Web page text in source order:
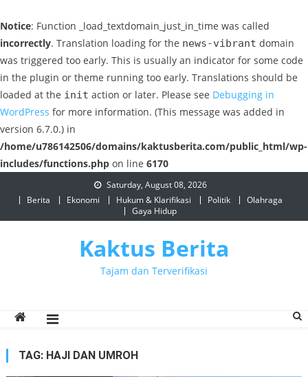
Notice: Function _load_textdomain_just_in_time was called
incorrectly. Translation loading for the news-vibrant domain
was triggered too early. This is usually an indicator for some code
in the plugin or theme running too early. Translations should be
loaded at the init action or later. Please see Debugging in
WordPress for more information. (This message was added in
version 6.7.0.) in
/home/u786142506/domains/kaktusberita.com/public_html/wp-
includes/functions.php on line 6170
Saturday, August 08, 2026
Berita
Ekonomi Hukum & Klarifikasi Politik
Olahraga
Gaya Hidup
Kaktus Berita
Tajam dan Terverifikasi
TAG: HAJI DAN UMROH